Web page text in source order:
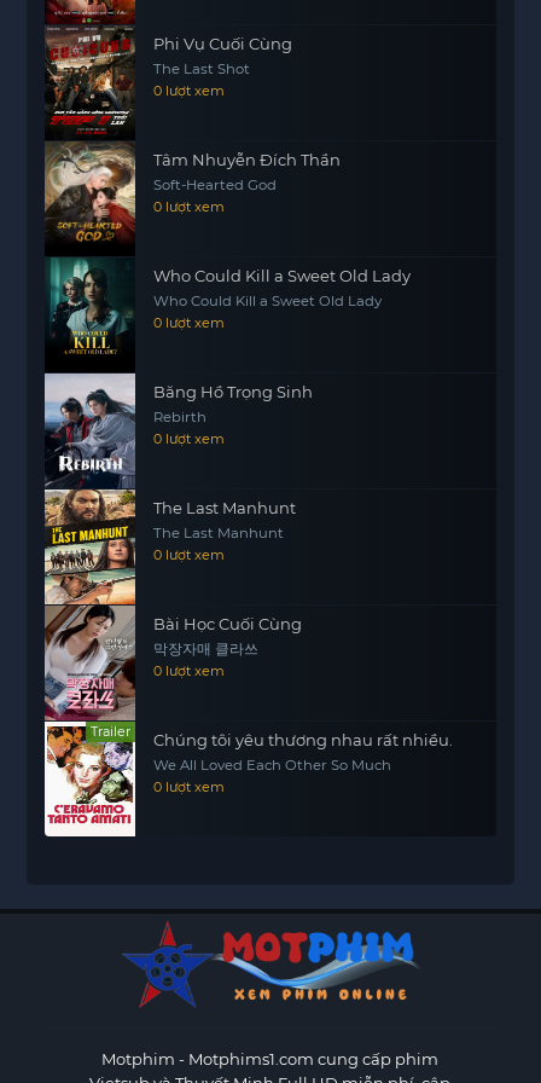
cho khán giả những phút giây giải trí thú vị, cùng
với những thông điệp ý nghĩa về tình bạn, lòng
kiên trì và sự hy sinh.
Với những cải tiến trong kỹ xảo hình ảnh và diễn
xuất, phiên bản này đã mang đến cho người xem
cảm nhận mới mẻ và hấp dẫn. Sự kết hợp giữa
yếu tố truyền thống và hiện đại trong Tân Tây Du
Ký 2010 chắc chắn sẽ làm hài lòng cả những
khán giả yêu thích phiên bản cũ lẫn những người
mới lần đầu thưởng thức câu chuyện này.
Phi Vụ Cuối Cùng
The Last Shot
0 lượt xem
Tâm Nhuyễn Đích Thần
Soft-Hearted God
0 lượt xem
Who Could Kill a Sweet Old Lady
Who Could Kill a Sweet Old Lady
0 lượt xem
Băng Hồ Trọng Sinh
Rebirth
0 lượt xem
The Last Manhunt
The Last Manhunt
0 lượt xem
Bài Học Cuối Cùng
막장자매 클라쓰
0 lượt xem
Trailer Chúng tôi yêu thương nhau rất nhiều.
We All Loved Each Other So Much
0 lượt xem
Motphim - Motphims1.com cung cấp phim